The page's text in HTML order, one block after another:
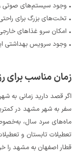
• وجود سیستم‌های صوتی و
• تخت‌های بزرگ برای
• امکان سرو غذاهای
• وجود سرویس بهداشتی
زمان مناسب برای
اگر قصد دارید زمانی به
سفر به شهر مشهد در
ماه‌های سرد سال، به‌خصوص
تعطیلات تابستان و
قطار اصفهان به مشهد را